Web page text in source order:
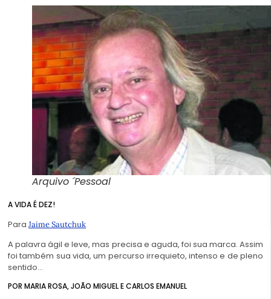
Arquivo ´Pessoal
A VIDA É DEZ!
Para Jaime Sautchuk
A palavra ágil e leve, mas precisa e aguda, foi sua marca. Assim
foi também sua vida, um percurso irrequieto, intenso e de pleno
sentido…
POR MARIA ROSA, JOÃO MIGUEL E CARLOS EMANUEL